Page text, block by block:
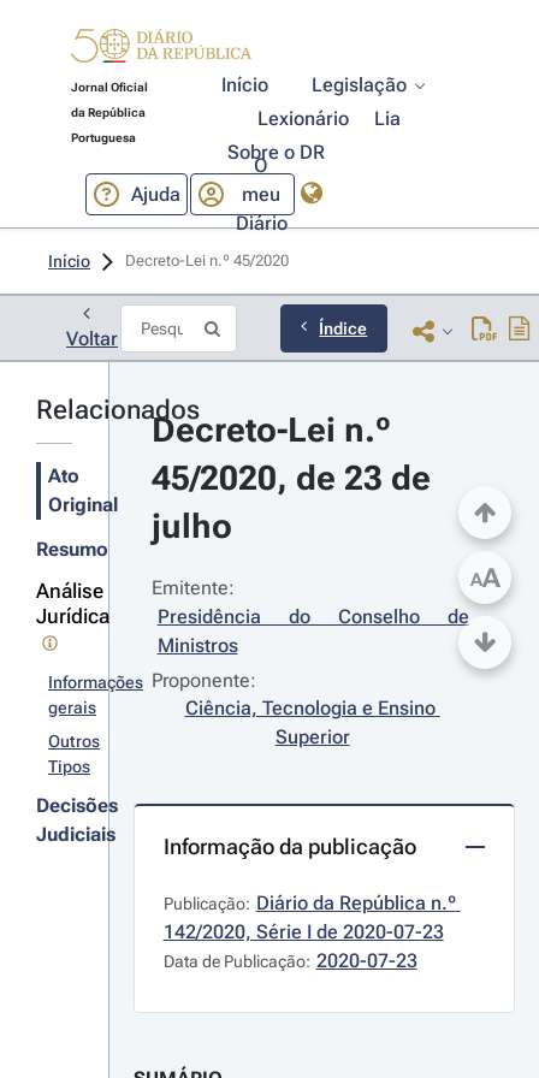
Jornal Oficial
da República
Portuguesa
Início
Legislação
Lexionário
Lia
Sobre o DR
Ajuda
O
meu
Diário
Início Decreto-Lei n.º 45/2020
Voltar Índice
Relacionados
Ato
Original
Resumo
Análise
Jurídica
Informações
gerais
Outros
Tipos
Decisões
Judiciais
Decreto-Lei n.º
45/2020, de 23 de
julho
Emitente:
Presidência do Conselho de
Ministros
Proponente:
Ciência, Tecnologia e Ensino
Superior
Informação da publicação
Publicação: Diário da República n.º
142/2020, Série I de 2020-07-23
Data de Publicação: 2020-07-23
AA